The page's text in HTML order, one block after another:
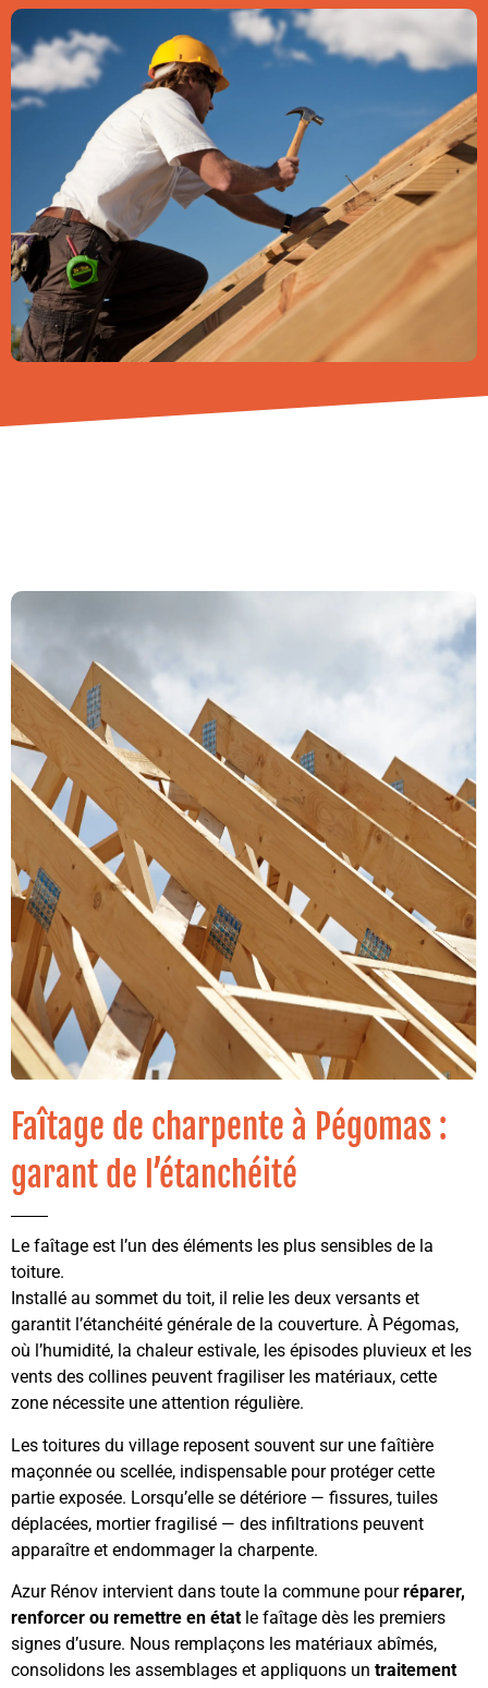
Faîtage de charpente à Pégomas :
garant de l’étanchéité
Le faîtage est l’un des éléments les plus sensibles de la
toiture.
Installé au sommet du toit, il relie les deux versants et
garantit l’étanchéité générale de la couverture. À Pégomas,
où l’humidité, la chaleur estivale, les épisodes pluvieux et les
vents des collines peuvent fragiliser les matériaux, cette
zone nécessite une attention régulière.
Les toitures du village reposent souvent sur une faîtière
maçonnée ou scellée, indispensable pour protéger cette
partie exposée. Lorsqu’elle se détériore — fissures, tuiles
déplacées, mortier fragilisé — des infiltrations peuvent
apparaître et endommager la charpente.
Azur Rénov intervient dans toute la commune pourréparer,
renforcer ou remettre en état le faîtage dès les premiers
signes d’usure. Nous remplaçons les matériaux abîmés,
consolidons les assemblages et appliquons un traitement